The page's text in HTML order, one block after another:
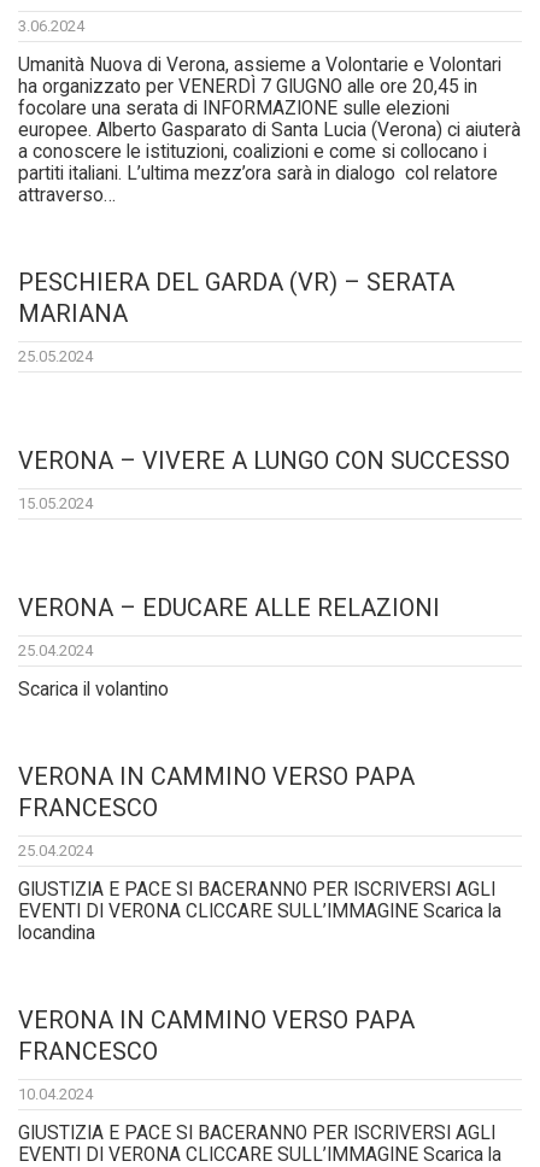
3.06.2024
Umanità Nuova di Verona, assieme a Volontarie e Volontari
ha organizzato per VENERDÌ 7 GIUGNO alle ore 20,45 in
focolare una serata di INFORMAZIONE sulle elezioni
europee. Alberto Gasparato di Santa Lucia (Verona) ci aiuterà
a conoscere le istituzioni, coalizioni e come si collocano i
partiti italiani. L’ultima mezz’ora sarà in dialogo col relatore
attraverso…
PESCHIERA DEL GARDA (VR) – SERATA
MARIANA
25.05.2024
VERONA – VIVERE A LUNGO CON SUCCESSO
15.05.2024
VERONA – EDUCARE ALLE RELAZIONI
25.04.2024
Scarica il volantino
VERONA IN CAMMINO VERSO PAPA
FRANCESCO
25.04.2024
GIUSTIZIA E PACE SI BACERANNO PER ISCRIVERSI AGLI
EVENTI DI VERONA CLICCARE SULL’IMMAGINE Scarica la
locandina
VERONA IN CAMMINO VERSO PAPA
FRANCESCO
10.04.2024
GIUSTIZIA E PACE SI BACERANNO PER ISCRIVERSI AGLI
EVENTI DI VERONA CLICCARE SULL’IMMAGINE Scarica la